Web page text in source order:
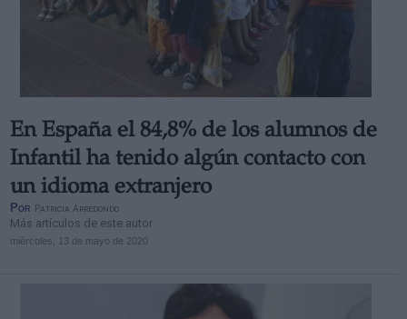
En España el 84,8% de los alumnos de
Infantil ha tenido algún contacto con
un idioma extranjero
Por Patricia Arredondo
Más artículos de este autor
miércoles, 13 de mayo de 2020